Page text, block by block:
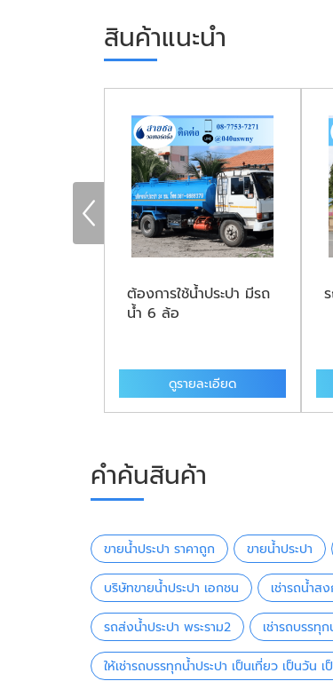
สินค้าแนะนำ
ต้องการใช้น้ำประปา มีรถ
น้ำ 6 ล้อ
ดูรายละเอียด
คำค้นสินค้า
ขายน้ำประปา ราคาถูก ขายน้ำประปา
บริษัทขายน้ำประปา เอกชน เช่ารถน้ำส
รถส่งน้ำประปา พระราม2 เช่ารถบรรทุก
ให้เช่ารถบรรทุกน้ำประปา เป็นเที่ยว เป็นวัน เ